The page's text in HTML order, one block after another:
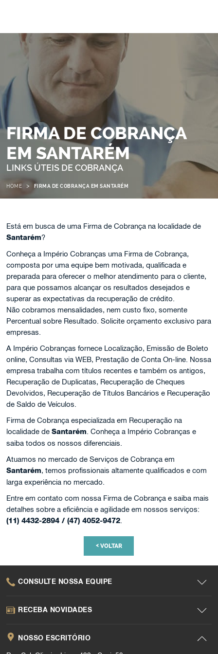
FIRMA DE COBRANÇA
EM SANTARÉM
LINKS ÚTEIS DE COBRANÇA
HOME > FIRMA DE COBRANÇA EM SANTARÉM
Está em busca de uma Firma de Cobrança na localidade de
Santarém?
Conheça a Império Cobranças uma Firma de Cobrança,
composta por uma equipe bem motivada, qualificada e
preparada para oferecer o melhor atendimento para o cliente,
para que possamos alcançar os resultados desejados e
superar as expectativas da recuperação de crédito.
Não cobramos mensalidades, nem custo fixo, somente
Percentual sobre Resultado. Solicite orçamento exclusivo para
empresas.
A Império Cobranças fornece Localização, Emissão de Boleto
online, Consultas via WEB, Prestação de Conta On-line. Nossa
empresa trabalha com títulos recentes e também os antigos,
Recuperação de Duplicatas, Recuperação de Cheques
Devolvidos, Recuperação de Títulos Bancários e Recuperação
de Saldo de Veículos.
Firma de Cobrança especializada em Recuperação na
localidade deSantarém. Conheça a Império Cobranças e
saiba todos os nossos diferenciais.
Atuamos no mercado de Serviços de Cobrança em
Santarém, temos profissionais altamente qualificados e com
larga experiência no mercado.
Entre em contato com nossa Firma de Cobrança e saiba mais
detalhes sobre a eficiência e agilidade em nossos serviços:
(11) 4432-2894 / (47) 4052-9472.
<VOLTAR
CONSULTE NOSSA EQUIPE
RECEBA NOVIDADES
NOSSO ESCRITÓRIO